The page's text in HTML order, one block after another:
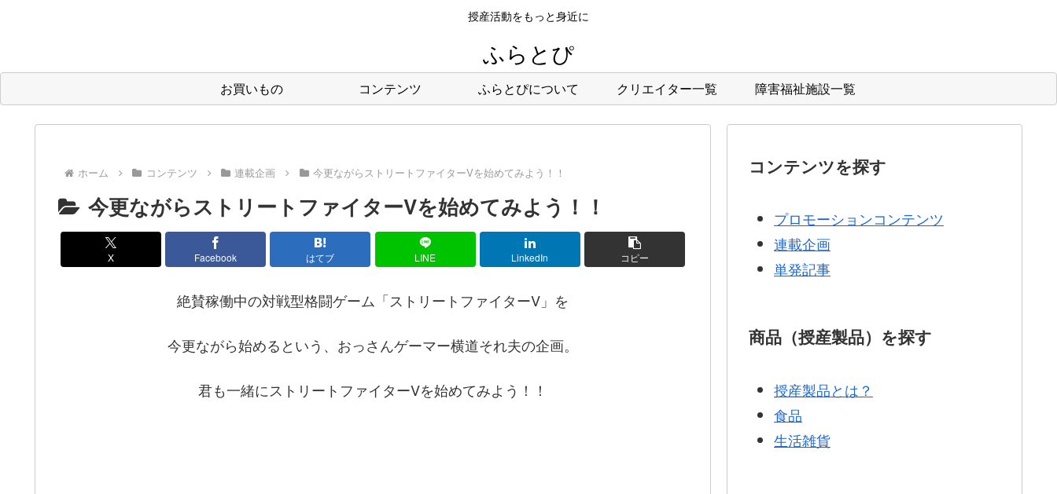
授産活動をもっと身近に
ふらとぴ
お買いもの コンテンツ ふらとぴについて クリエイター一覧 障害福祉施設一覧
ホーム コンテンツ 連載企画 今更ながらストリートファイターVを始めてみよう！！
今更ながらストリートファイターVを始めてみよう！！
X Facebook はてブ LINE LinkedIn コピー
絶賛稼働中の対戦型格闘ゲーム「ストリートファイターV」を
今更ながら始めるという、おっさんゲーマー横道それ夫の企画。
君も一緒にストリートファイターVを始めてみよう！！
コンテンツを探す
プロモーションコンテンツ
連載企画
単発記事
商品（授産製品）を探す
授産製品とは？
食品
生活雑貨